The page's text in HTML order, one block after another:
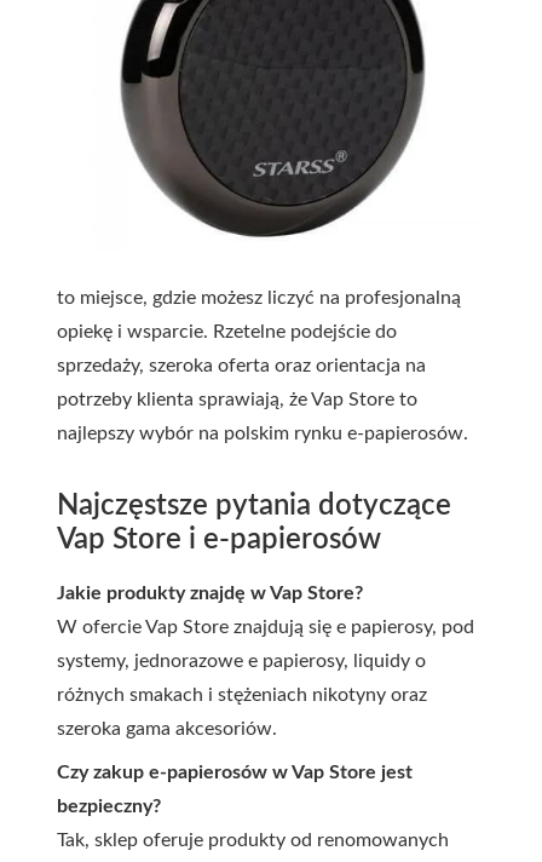
to miejsce, gdzie możesz liczyć na profesjonalną
opiekę i wsparcie. Rzetelne podejście do
sprzedaży, szeroka oferta oraz orientacja na
potrzeby klienta sprawiają, że Vap Store to
najlepszy wybór na polskim rynku e-papierosów.
Najczęstsze pytania dotyczące
Vap Store i e-papierosów
Jakie produkty znajdę w Vap Store?
W ofercie Vap Store znajdują się e papierosy, pod
systemy, jednorazowe e papierosy, liquidy o
różnych smakach i stężeniach nikotyny oraz
szeroka gama akcesoriów.
Czy zakup e-papierosów w Vap Store jest
bezpieczny?
Tak, sklep oferuje produkty od renomowanych